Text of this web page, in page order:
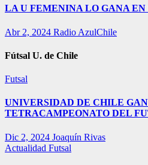
LA U FEMENINA LO GANA
Abr 2, 2024 Radio AzulChile
Fútsal U. de Chile
Futsal
UNIVERSIDAD DE CHILE
TETRACAMPEONATO DEL
Dic 2, 2024 Joaquín Rivas
Actualidad Futsal